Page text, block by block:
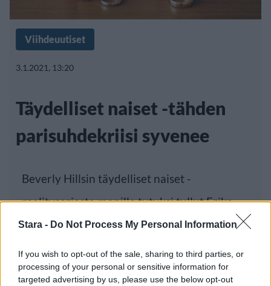
Stara - Do Not Process My Personal Information
If you wish to opt-out of the sale, sharing to third parties, or
processing of your personal or sensitive information for
targeted advertising by us, please use the below opt-out
Viihdeuutiset
3.1.2021, 13:20
Täydelliset naiset -tähden
parisuhdekriisi syvenee
Beverly Hillsin täydelliset naiset -
realitysarjasta monille tutuksi tullut Erika
Girardi
Luetuimmat